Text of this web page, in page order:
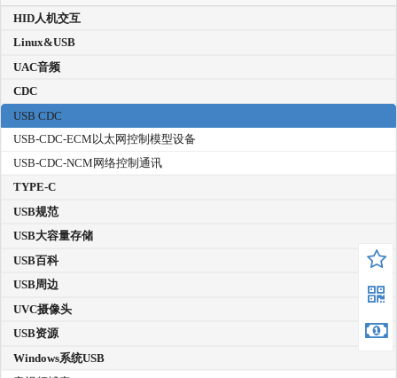
HID人机交互
Linux&USB
UAC音频
CDC
USB CDC
USB-CDC-ECM以太网控制模型设备
USB-CDC-NCM网络控制通讯
TYPE-C
USB规范
USB大容量存储
USB百科
USB周边
UVC摄像头
USB资源
Windows系统USB